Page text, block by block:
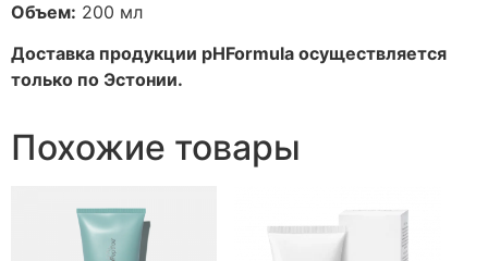
Объем: 200 мл
Доставка продукции pHFormula осуществляется
только по Эстонии.
Похожие товары